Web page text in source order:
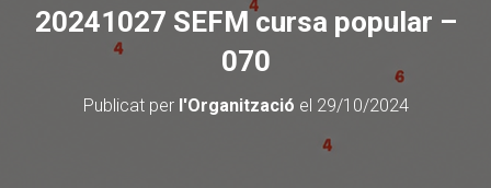
20241027 SEFM cursa popular –
070
Publicat per l'Organització el 29/10/2024